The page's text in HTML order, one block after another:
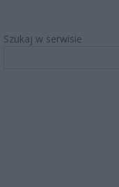
Szukaj w serwisie